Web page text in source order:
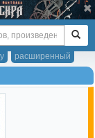
расширенный